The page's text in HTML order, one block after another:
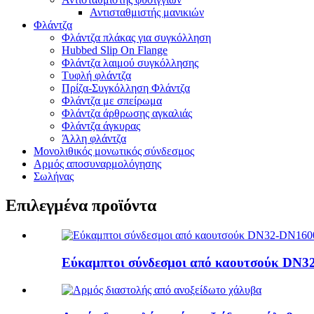
Αντισταθμιστής μανικιών
Φλάντζα
Φλάντζα πλάκας για συγκόλληση
Hubbed Slip On Flange
Φλάντζα λαιμού συγκόλλησης
Τυφλή φλάντζα
Πρίζα-Συγκόλληση Φλάντζα
Φλάντζα με σπείρωμα
Φλάντζα άρθρωσης αγκαλιάς
Φλάντζα άγκυρας
Άλλη φλάντζα
Μονολιθικός μονωτικός σύνδεσμος
Αρμός αποσυναρμολόγησης
Σωλήνας
Επιλεγμένα προϊόντα
Εύκαμπτοι σύνδεσμοι από καουτσούκ